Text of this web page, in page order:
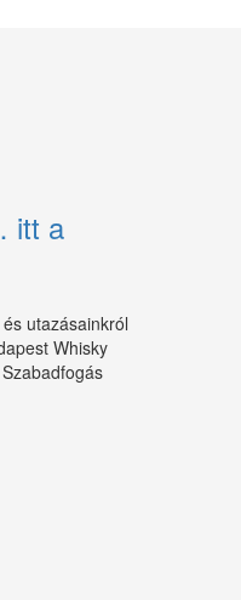
itt a
utazásainkról
Whisky